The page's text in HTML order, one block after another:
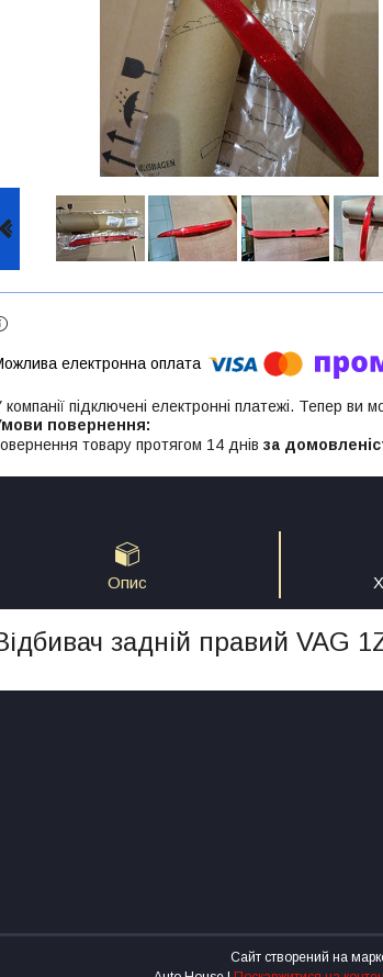
компанії підключені електронні платежі. Тепер
товару протягом 14 днів за
Опис
задній правий VAG
Сайт створений на